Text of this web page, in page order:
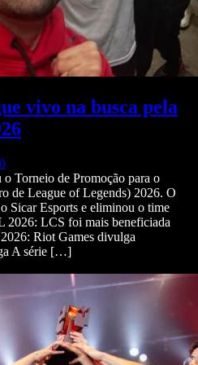
vivo na busca pela
0
Torneio de Promoção para o
de League of Legends) 2026. O
Sicar Esports e eliminou o time
2026: LCS foi mais beneficiada
Riot Games divulga
A série […]